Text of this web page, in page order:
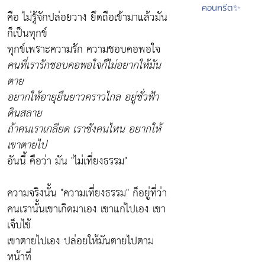
คือไม่รู้จักปล่อยวาง ยึดถือเข้ามาแล้วมัน
ก็เป็นทุกข์
ทุกข์เพราะความรัก ความชอบคอพอใจ
คนที่เรารักชอบคอพอใจก็ไม่อยากให้มัน
ตาย
อยากให้อายุยืนยาวคราวไกล อยู่ชั่วฟ้า
ดินสลาย
ถ้าคนเราเกลียด เราชังคนไหน อยากให้
เขาตายไป
อันนี้ คือว่า มัน "ไม่เที่ยงธรรม"
ความจริงนั้น "ความเที่ยงธรรม" ก็อยู่ที่ว่า
คนเรานั้นเขาเกิดมาเอง เขาแก่ไปเอง เขา
เจ็บไข้
เขาตายไปเอง ปล่อยให้มันตายไปตาม
หน้าที่
คอนกรีต✨